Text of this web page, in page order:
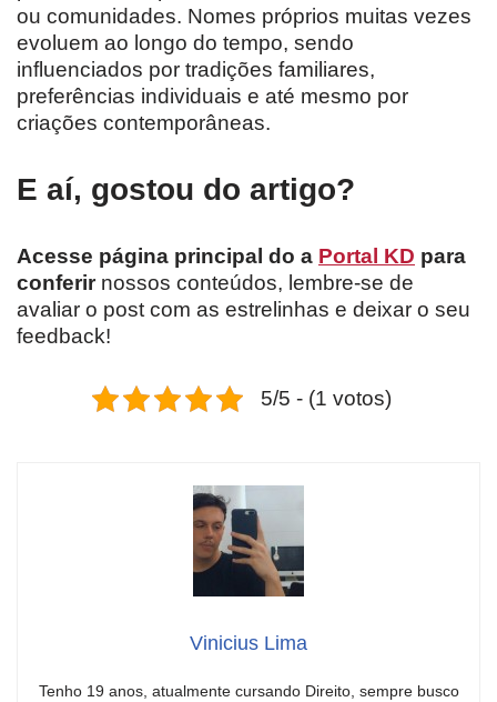
ou comunidades. Nomes próprios muitas vezes
evoluem ao longo do tempo, sendo
influenciados por tradições familiares,
preferências individuais e até mesmo por
criações contemporâneas.
E aí, gostou do artigo?
Acesse página principal do a Portal KD para
conferirnossos conteúdos, lembre-se de
avaliar o post com as estrelinhas e deixar o seu
feedback!
5/5 - (1 votos)
Vinicius Lima
Tenho 19 anos, atualmente cursando Direito, sempre busco